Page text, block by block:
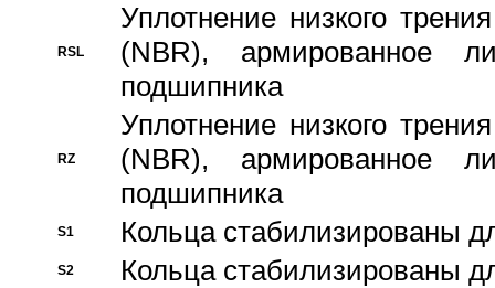
RSL
Уплотнение низкого
(NBR), армированное
подшипника
RZ
Уплотнение низкого
(NBR), армированное
подшипника
S1 Кольца стабилизированы
S2 Кольца стабилизированы